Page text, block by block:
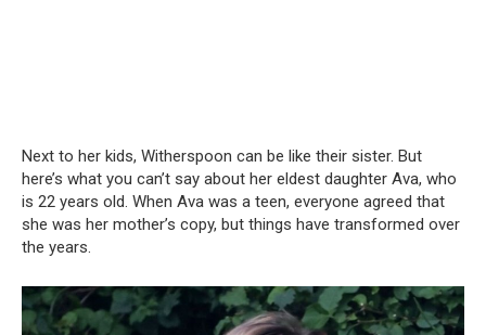
Next to her kids, Witherspoon can be like their sister. But
here’s what you can’t say about her eldest daughter Ava, who
is 22 years old. When Ava was a teen, everyone agreed that
she was her mother’s copy, but things have transformed over
the years.